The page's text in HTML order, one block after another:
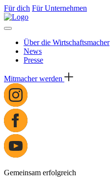
Für dich Für Unternehmen
Über die Wirtschaftsmacher
News
Presse
Mitmacher werden
Gemeinsam erfolgreich